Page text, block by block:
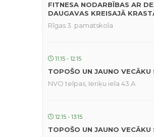
FITNESA NODARBĪBAS AR
DAUGAVAS KREISAJĀ
Rīgas 3. pamatskola
11:15 - 12:15
TOPOŠO UN JAUNO VECĀKU
NVO telpas, Ieriķu iela 43 A
12:15 - 13:15
TOPOŠO UN JAUNO VECĀKU